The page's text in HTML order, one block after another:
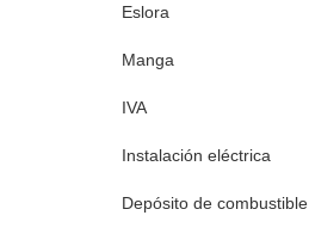
Eslora
Manga
IVA
Instalación eléctrica
Depósito de combustible